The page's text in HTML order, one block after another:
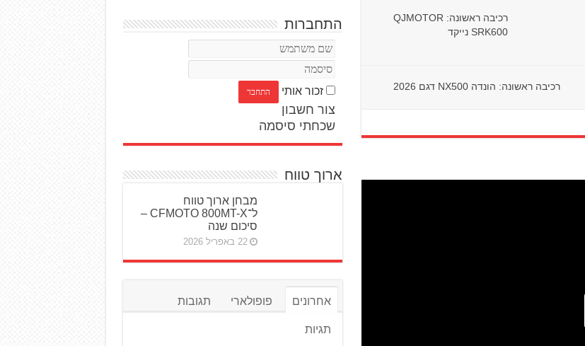
רכיבה ראשונה: QJMOTOR
SRK600 נייקד
רכיבה ראשונה: הונדה NX500 דגם 2026
התחברות
זכור אותי
צור חשבון
שכחתי סיסמה
ארוך טווח
מבחן ארוך טווח
ל־CFMOTO 800MT-X –
סיכום שנה
22 באפריל 2026
אחרונים פופולארי תגובות
תגיות